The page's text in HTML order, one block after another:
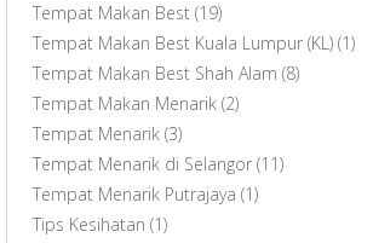
Tempat Makan Best (19)
Tempat Makan Best Kuala Lumpur (KL) (1)
Tempat Makan Best Shah Alam (8)
Tempat Makan Menarik (2)
Tempat Menarik (3)
Tempat Menarik di Selangor (11)
Tempat Menarik Putrajaya (1)
Tips Kesihatan (1)